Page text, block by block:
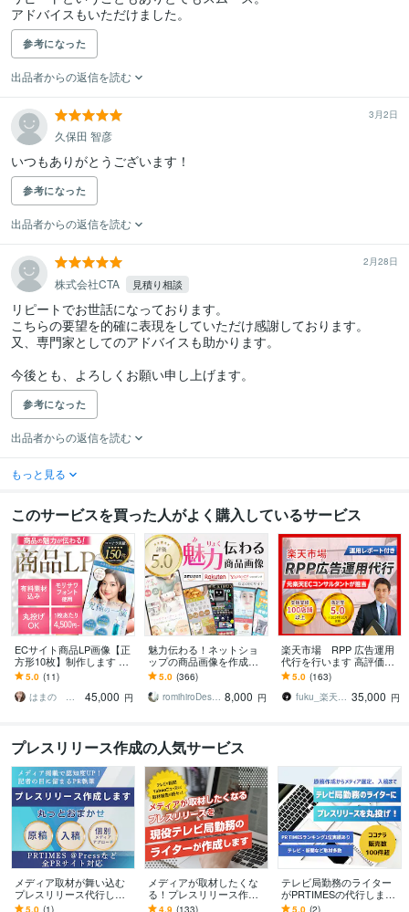
アドバイスもいただけました。
参考になった
出品者からの返信を読む
3月2日
久保田 智彦
参考になった
出品者からの返信を読む
2月28日
株式会社CTA 見積り相談
リピートでお世話になっております。
こちらの要望を的確に表現をしていただけ感謝しております。
又、専門家としてのアドバイスも助かります。
今後とも、よろしくお願い申し上げます。
参考になった
出品者からの返信を読む
もっと見る
このサービスを買った人がよく購入しているサービス
ECサイト商品LP画像【正
方形10枚】制作します 売
上UPに繋がる！楽天/自社
サイト/クラファン
5.0 (11)
はまの ももこ
45,000 円
魅力伝わる！ネットショ
ップの商品画像を作成し
ます 楽天市場、amazonな
どの商品画像・商品ペー
ジをデザイン
5.0 (366)
romihiroDesign 8,000 円
楽天市場 RPP 広告運用
代行を行います 高評価続
出！レポート&MTGで見
える、納得の広告運用
5.0 (163)
fuku_楽天 Amazon 35,000 円
プレスリリース作成の人気サービス
メディア取材が舞い込む
プレスリリース代行しま
す 1通のプレスリリースか
5.0 (1)
メディアが取材したくな
る！プレスリリース作成
します 現役テレビ局勤務
4.9 (133)
テレビ局勤務のライター
がPRTIMESの代行します
取材実績多数！記事作成
5.0 (2)